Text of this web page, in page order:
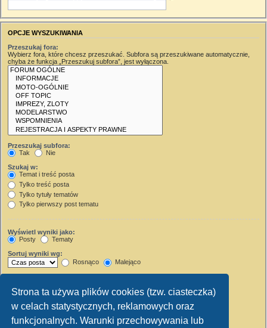
Strona ta używa plików cookies (tzw. ciasteczka)
w celach statystycznych, reklamowych oraz
funkcjonalnych. Warunki przechowywania lub
OPCJE WYSZUKIWANIA
Przeszukaj fora:
Wybierz fora, które chcesz przeszukać. Subfora są przeszukiwane automatycznie,
chyba że funkcja „Przeszukuj subfora”, jest wyłączona.
Przeszukaj subfora:
Tak
Nie
Szukaj w:
Temat i treść posta
Tylko treść posta
Tylko tytuły tematów
Tylko pierwszy post tematu
Wyświetl wyniki jako:
Posty
Tematy
Sortuj wyniki wg:
Rosnąco
Malejąco
Wyświetl pierwsze:
Ustaw 0, aby wyświetlić cały post.
znaków w poście